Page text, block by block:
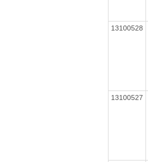
13100528
13100527